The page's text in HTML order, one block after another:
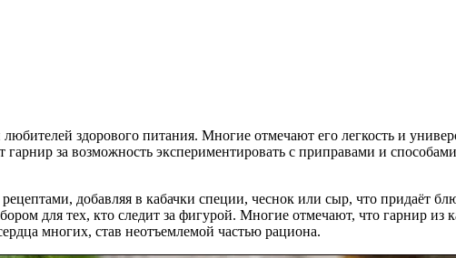
здорового питания. Многие отмечают его легкость и
за возможность экспериментировать с приправами и
добавляя в кабачки специи, чеснок или сыр, что придаёт
для тех, кто следит за фигурой. Многие отмечают, что гарнир из
многих, став неотъемлемой частью рациона.